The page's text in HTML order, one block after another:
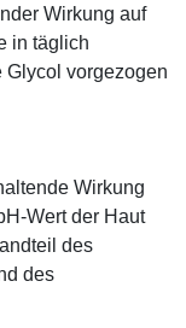
Wirkung auf
in täglich
Glycol vorgezogen
Wirkung
Wert der Haut
des
des